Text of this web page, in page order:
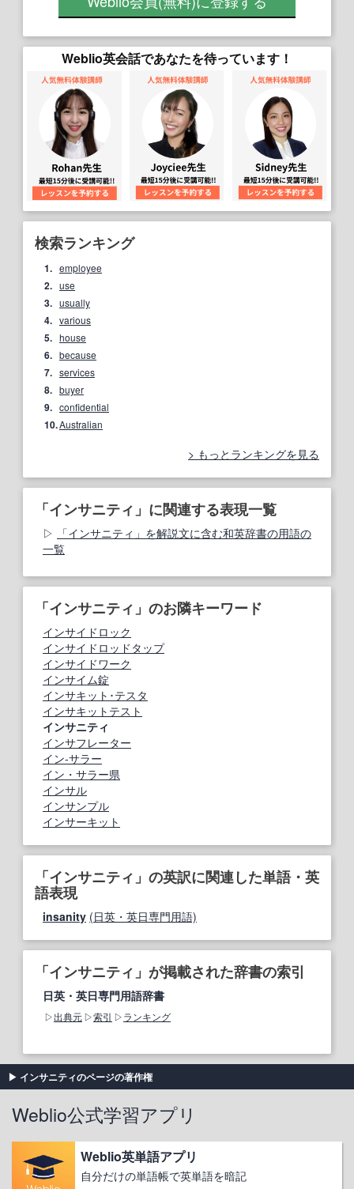
Weblio英会話であなたを待っています！
検索ランキング
1. employee
2. use
3. usually
4. various
5. house
6. because
7. services
8. buyer
9. confidential
10.Australian
もっとランキングを見る
「インサニティ」に関連する表現一覧
「インサニティ」を解説文に含む和英辞書の用語の
一覧
「インサニティ」のお隣キーワード
インサイドロック
インサイドロッドタップ
インサイドワーク
インサイム錠
インサキット･テスタ
インサキットテスト
インサニティ
インサフレーター
イン‐サラー
イン・サラー県
インサル
インサンプル
インサーキット
「インサニティ」の英訳に関連した単語・英
語表現
insanity (日英・英日専門用語)
「インサニティ」が掲載された辞書の索引
日英・英日専門用語辞書
出典元 索引 ランキング
インサニティのページの著作権
Weblio公式学習アプリ
Weblio英単語アプリ
自分だけの単語帳で英単語を暗記